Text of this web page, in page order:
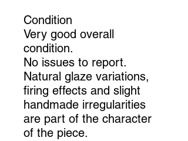
Condition
Very good overall
condition.
No issues to report.
Natural glaze variations,
firing effects and slight
handmade irregularities
are part of the character
of the piece.